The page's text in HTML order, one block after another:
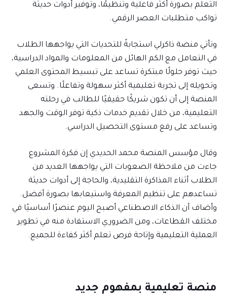
التعلم بصورة أكثر فاعلية وتنظيمًا، وتوفير أدوات حديثة
تواكب متطلبات العصر الرقمي.
وتأتي منصة ذاكرلي استجابةً للتحديات التي يواجهها الطلاب
في التعامل مع الكم الهائل من المعلومات والمواد الدراسية،
حيث توفر حلولًا مبتكرة تساعد على تبسيط المحتوى العلمي
وتحويله إلى تجربة تعليمية أكثر سهولة وتفاعلًا. وتسعى
المنصة إلى أن تكون شريكًا حقيقيًا للطالب في رحلته
التعليمية، من خلال تقديم خدمات ذكية توفر الوقت والجهد
وتساعد على رفع مستوى التحصيل الدراسي.
وقال مؤسس المنصة محمد الحديدي إن فكرة المشروع
جاءت من ملاحظة الصعوبات التي يواجهها العديد من
الطلاب أثناء المذاكرة التقليدية، والحاجة إلى أدوات حديثة
تساعدهم على تنظيم المعرفة واستيعابها بصورة أفضل.
وأضاف أن الذكاء الاصطناعي أصبح اليوم عنصرًا أساسيًا في
مختلف القطاعات، ومن الضروري الاستفادة منه في تطوير
العملية التعليمية وإتاحة فرص تعلم أكثر كفاءة للجميع.
منصة تعليمية بمفهوم جديد